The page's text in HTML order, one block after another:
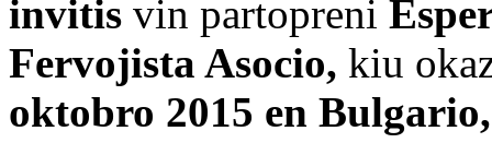
invitis vin partopreni
Fervojista Asocio, kiu
oktobro 2015 en